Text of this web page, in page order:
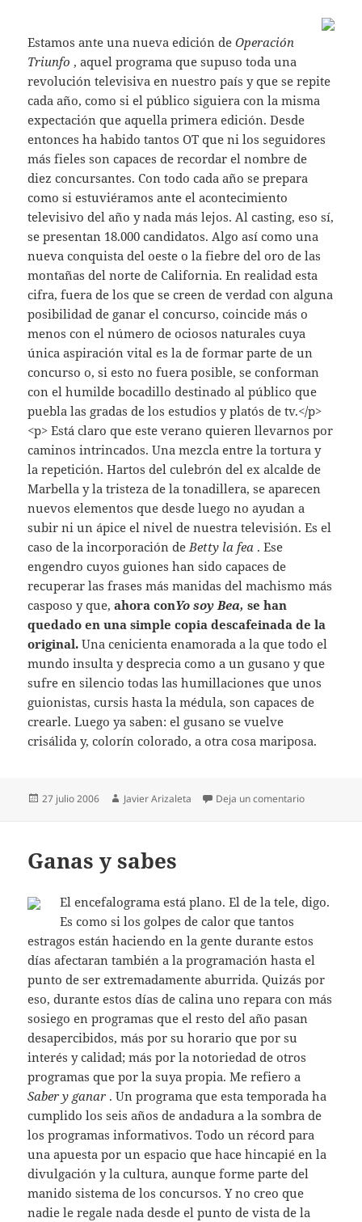
Estamos ante una nueva edición deOperación
Triunfo , aquel programa que supuso toda una
revolución televisiva en nuestro país y que se repite
cada año, como si el público siguiera con la misma
expectación que aquella primera edición. Desde
entonces ha habido tantos OT que ni los seguidores
más fieles son capaces de recordar el nombre de
diez concursantes. Con todo cada año se prepara
como si estuviéramos ante el acontecimiento
televisivo del año y nada más lejos. Al casting, eso sí,
se presentan 18.000 candidatos. Algo así como una
nueva conquista del oeste o la fiebre del oro de las
montañas del norte de California. En realidad esta
cifra, fuera de los que se creen de verdad con alguna
posibilidad de ganar el concurso, coincide más o
menos con el número de ociosos naturales cuya
única aspiración vital es la de formar parte de un
concurso o, si esto no fuera posible, se conforman
con el humilde bocadillo destinado al público que
puebla las gradas de los estudios y platós de tv.</p>
<p> Está claro que este verano quieren llevarnos por
caminos intrincados. Una mezcla entre la tortura y
la repetición. Hartos del culebrón del ex alcalde de
Marbella y la tristeza de la tonadillera, se aparecen
nuevos elementos que desde luego no ayudan a
subir ni un ápice el nivel de nuestra televisión. Es el
caso de la incorporación de Betty la fea . Ese
engendro cuyos guiones han sido capaces de
recuperar las frases más manidas del machismo más
casposo y que, ahora conYo soy Bea, se han
quedado en una simple copia descafeinada de la
original.Una cenicienta enamorada a la que todo el
mundo insulta y desprecia como a un gusano y que
sufre en silencio todas las humillaciones que unos
guionistas, cursis hasta la médula, son capaces de
crearle. Luego ya saben: el gusano se vuelve
crisálida y, colorín colorado, a otra cosa mariposa.
Publicado
27 julio 2006 Autor
Javier Arizaleta Deja un comentarioen Colorín
Ganas y sabes
El encefalograma está plano. El de la tele, digo.
Es como si los golpes de calor que tantos
estragos están haciendo en la gente durante estos
días afectaran también a la programación hasta el
punto de ser extremadamente aburrida. Quizás por
eso, durante estos días de calina uno repara con más
sosiego en programas que el resto del año pasan
desapercibidos, más por su horario que por su
interés y calidad; más por la notoriedad de otros
programas que por la suya propia. Me refiero a
Saber y ganar . Un programa que esta temporada ha
cumplido los seis años de andadura a la sombra de
los programas informativos. Todo un récord para
una apuesta por un espacio que hace hincapié en la
divulgación y la cultura, aunque forme parte del
manido sistema de los concursos. Y no creo que
nadie le regale nada desde el punto de vista de la